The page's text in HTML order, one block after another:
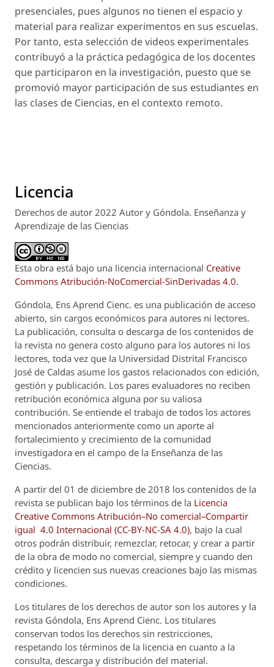
presenciales, pues algunos no tienen el espacio y
material para realizar experimentos en sus escuelas.
Por tanto, esta selección de videos experimentales
contribuyó a la práctica pedagógica de los docentes
que participaron en la investigación, puesto que se
promovió mayor participación de sus estudiantes en
las clases de Ciencias, en el contexto remoto.
Licencia
Derechos de autor 2022 Autor y Góndola. Enseñanza y
Aprendizaje de las Ciencias
Esta obra está bajo una licencia internacional Creative
Commons Atribución-NoComercial-SinDerivadas 4.0.
Góndola, Ens Aprend Cienc. es una publicación de acceso
abierto, sin cargos económicos para autores ni lectores.
La publicación, consulta o descarga de los contenidos de
la revista no genera costo alguno para los autores ni los
lectores, toda vez que la Universidad Distrital Francisco
José de Caldas asume los gastos relacionados con edición,
gestión y publicación. Los pares evaluadores no reciben
retribución económica alguna por su valiosa
contribución. Se entiende el trabajo de todos los actores
mencionados anteriormente como un aporte al
fortalecimiento y crecimiento de la comunidad
investigadora en el campo de la Enseñanza de las
Ciencias.
A partir del 01 de diciembre de 2018 los contenidos de la
revista se publican bajo los términos de la Licencia
Creative Commons Atribución–No comercial–Compartir
igual 4.0 Internacional (CC-BY-NC-SA 4.0), bajo la cual
otros podrán distribuir, remezclar, retocar, y crear a partir
de la obra de modo no comercial, siempre y cuando den
crédito y licencien sus nuevas creaciones bajo las mismas
condiciones.
Los titulares de los derechos de autor son los autores y la
revista Góndola, Ens Aprend Cienc. Los titulares
conservan todos los derechos sin restricciones,
respetando los términos de la licencia en cuanto a la
consulta, descarga y distribución del material.